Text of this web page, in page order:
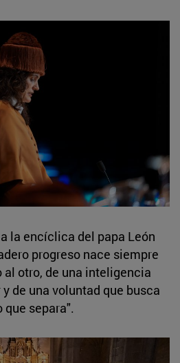
la encíclica del papa León
progreso nace siempre
al otro, de una inteligencia
de una voluntad que busca
que separa".